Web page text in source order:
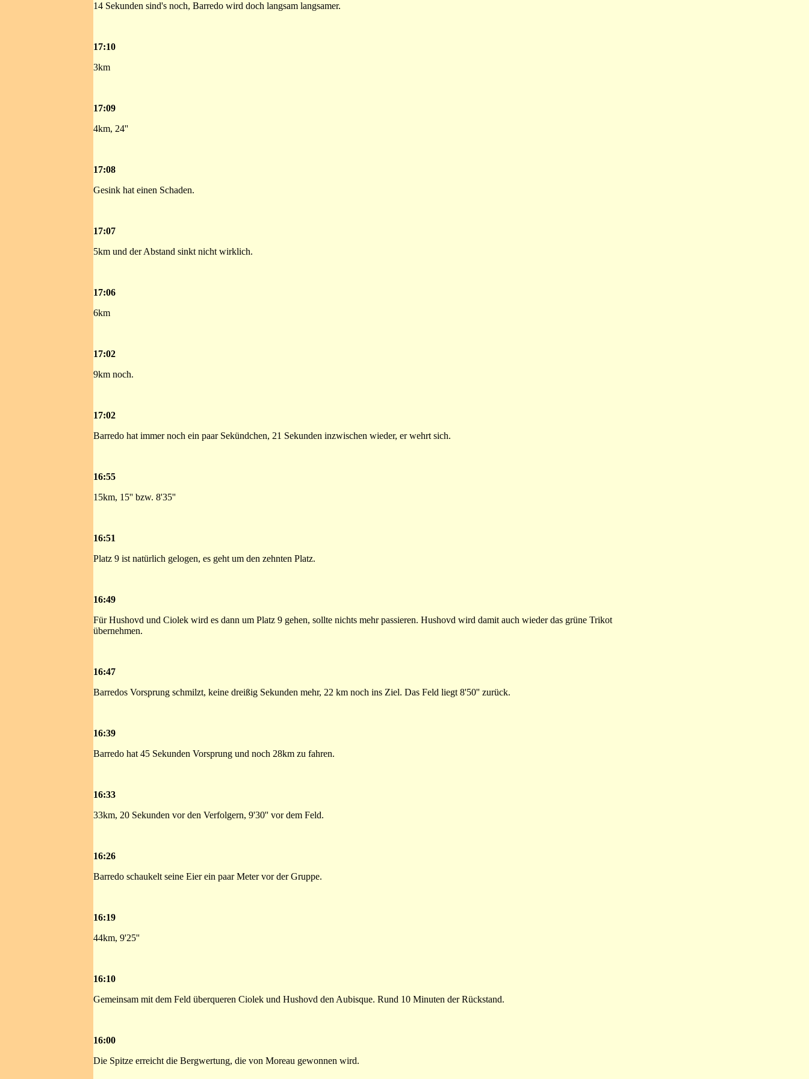
14 Sekunden sind's noch, Barredo wird doch langsam langsamer.
17:10
3km
17:09
4km, 24''
17:08
Gesink hat einen Schaden.
17:07
5km und der Abstand sinkt nicht wirklich.
17:06
6km
17:02
9km noch.
17:02
Barredo hat immer noch ein paar Sekündchen, 21 Sekunden inzwischen wieder, er wehrt sich.
16:55
15km, 15'' bzw. 8'35''
16:51
Platz 9 ist natürlich gelogen, es geht um den zehnten Platz.
16:49
Für Hushovd und Ciolek wird es dann um Platz 9 gehen, sollte nichts mehr passieren. Hushovd wird damit auch wieder das grüne Trikot
übernehmen.
16:47
Barredos Vorsprung schmilzt, keine dreißig Sekunden mehr, 22 km noch ins Ziel. Das Feld liegt 8'50'' zurück.
16:39
Barredo hat 45 Sekunden Vorsprung und noch 28km zu fahren.
16:33
33km, 20 Sekunden vor den Verfolgern, 9'30'' vor dem Feld.
16:26
Barredo schaukelt seine Eier ein paar Meter vor der Gruppe.
16:19
44km, 9'25''
16:10
Gemeinsam mit dem Feld überqueren Ciolek und Hushovd den Aubisque. Rund 10 Minuten der Rückstand.
16:00
Die Spitze erreicht die Bergwertung, die von Moreau gewonnen wird.